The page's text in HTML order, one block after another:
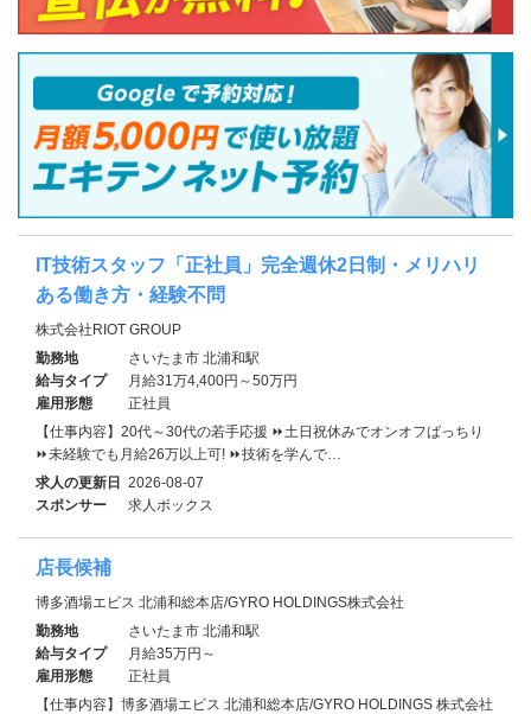
IT技術スタッフ「正社員」完全週休2日制・メリハリ
ある働き方・経験不問
株式会社RIOT GROUP
勤務地
さいたま市 北浦和駅
給与タイプ
月給31万4,400円～50万円
雇用形態
正社員
【仕事内容】20代～30代の若手応援 ⏩土日祝休みでオンオフばっちり
⏩未経験でも月給26万以上可! ⏩技術を学んで…
求人の更新日 2026-08-07
スポンサー
求人ボックス
店長候補
博多酒場エビス 北浦和総本店/GYRO HOLDINGS株式会社
勤務地
さいたま市 北浦和駅
給与タイプ
月給35万円～
雇用形態
正社員
【仕事内容】博多酒場エビス 北浦和総本店/GYRO HOLDINGS 株式会社